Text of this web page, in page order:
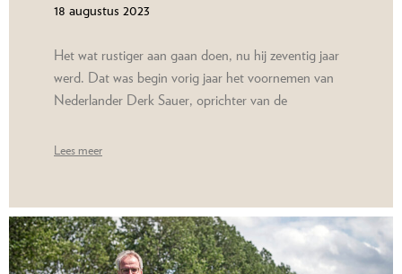
18 augustus 2023
Het wat rustiger aan gaan doen, nu hij zeventig jaar
werd. Dat was begin vorig jaar het voornemen van
Nederlander Derk Sauer, oprichter van de
Lees meer